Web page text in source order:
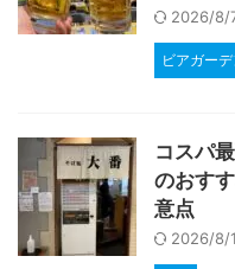
2026/8/
ビアガーデ
コスパ
のおす
意点
2026/8/